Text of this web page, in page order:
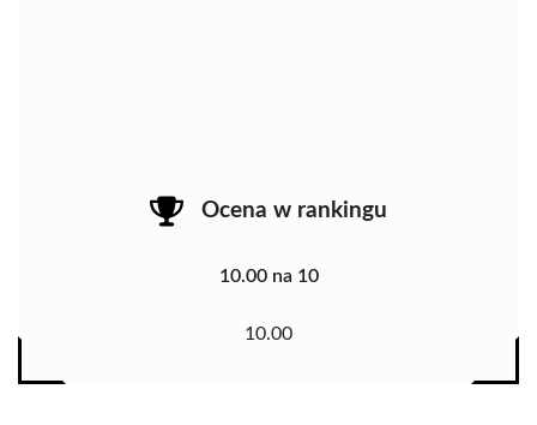
Ocena w rankingu
10.00 na 10
10.00